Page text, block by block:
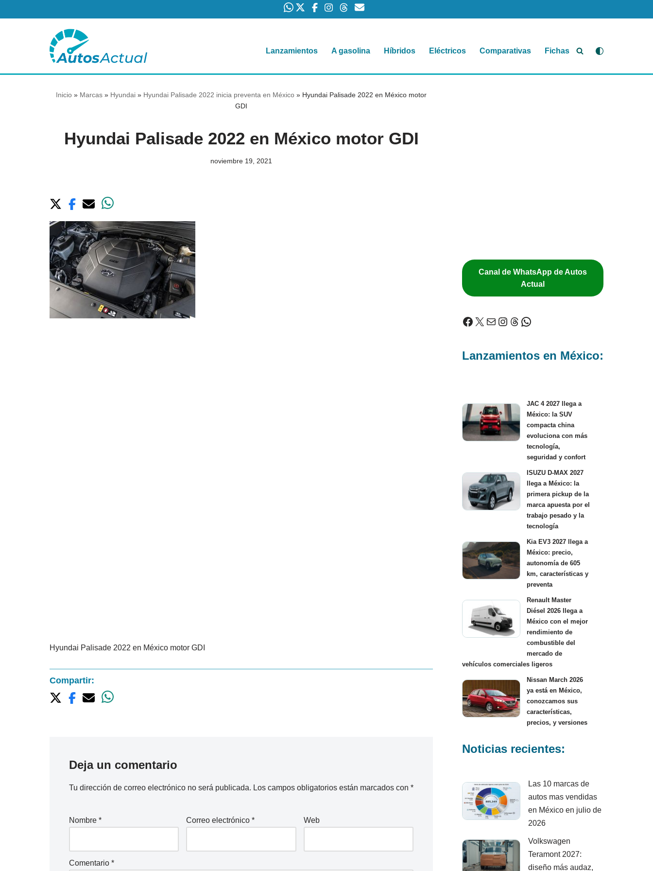
contenido
Lanzamientos A gasolina Híbridos Eléctricos Comparativas Fichas
Inicio » Marcas » Hyundai » Hyundai Palisade 2022 inicia preventa en México » Hyundai Palisade 2022 en México motor
GDI
Hyundai Palisade 2022 en México motor GDI
noviembre 19, 2021
Hyundai Palisade 2022 en México motor GDI
Compartir:
Deja un comentario
Tu dirección de correo electrónico no será publicada. Los campos obligatorios están marcados con *
Nombre * Correo electrónico* Web
Comentario *
Canal de WhatsApp de Autos
Actual
Lanzamientos en México:
JAC 4 2027 llega a
México: la SUV
compacta china
evoluciona con más
tecnología,
seguridad y confort
ISUZU D-MAX 2027
llega a México: la
primera pickup de la
marca apuesta por el
trabajo pesado y la
tecnología
Kia EV3 2027 llega a
México: precio,
autonomía de 605
km, características y
preventa
Renault Master
Diésel 2026 llega a
México con el mejor
rendimiento de
combustible del
mercado de
vehículos comerciales ligeros
Nissan March 2026
ya está en México,
conozcamos sus
características,
precios, y versiones
Noticias recientes:
Las 10 marcas de
autos mas vendidas
en México en julio de
2026
Volkswagen
Teramont 2027:
diseño más audaz,